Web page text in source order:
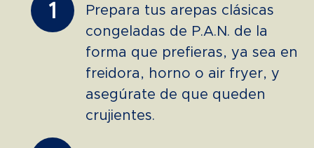
1
Prepara tus arepas clásicas
congeladas de P.A.N. de la
forma que prefieras, ya sea en
freidora, horno o air fryer, y
asegúrate de que queden
crujientes.